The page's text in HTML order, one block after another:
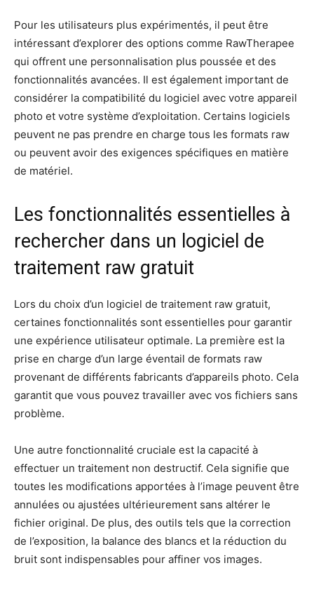
Pour les utilisateurs plus expérimentés, il peut être
intéressant d’explorer des options comme RawTherapee
qui offrent une personnalisation plus poussée et des
fonctionnalités avancées. Il est également important de
considérer la compatibilité du logiciel avec votre appareil
photo et votre système d’exploitation. Certains logiciels
peuvent ne pas prendre en charge tous les formats raw
ou peuvent avoir des exigences spécifiques en matière
de matériel.
Les fonctionnalités essentielles à
rechercher dans un logiciel de
traitement raw gratuit
Lors du choix d’un logiciel de traitement raw gratuit,
certaines fonctionnalités sont essentielles pour garantir
une expérience utilisateur optimale. La première est la
prise en charge d’un large éventail de formats raw
provenant de différents fabricants d’appareils photo. Cela
garantit que vous pouvez travailler avec vos fichiers sans
problème.
Une autre fonctionnalité cruciale est la capacité à
effectuer un traitement non destructif. Cela signifie que
toutes les modifications apportées à l’image peuvent être
annulées ou ajustées ultérieurement sans altérer le
fichier original. De plus, des outils tels que la correction
de l’exposition, la balance des blancs et la réduction du
bruit sont indispensables pour affiner vos images.